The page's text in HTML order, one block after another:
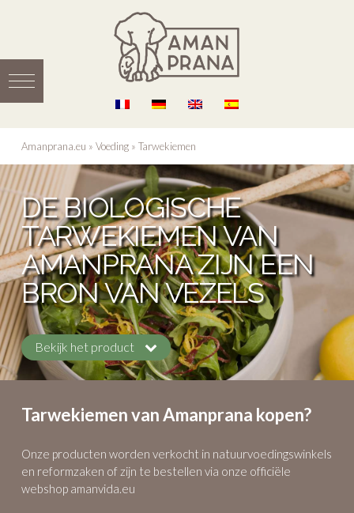
Amanprana.eu » Voeding» Tarwekiemen
DE BIOLOGISCHE
TARWEKIEMEN VAN
AMANPRANA ZIJN EEN
BRON VAN VEZELS
Bekijk het product
Tarwekiemen van Amanprana kopen?
Onze producten worden verkocht in natuurvoedingswinkels
en reformzaken of zijn te bestellen via onze officiële
webshop amanvida.eu